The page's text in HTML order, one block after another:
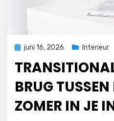
Geplaatst
juni 16, 2026 Interieur
BRUG TUSSEN
ZOMER IN JE